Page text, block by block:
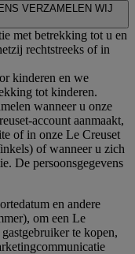
VERZAMELEN WIJ
met betrekking tot u en
rechtstreeks of in
kinderen en we
tot kinderen.
wanneer u onze
account aanmaakt,
of in onze Le Creuset
of wanneer u zich
De persoonsgegevens
en andere
om een Le
te kopen,